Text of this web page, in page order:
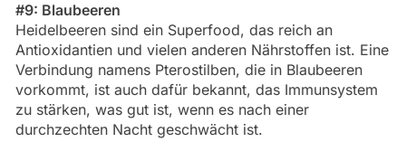
#9: Blaubeeren
Heidelbeeren sind ein Superfood, das reich an
Antioxidantien und vielen anderen Nährstoffen ist. Eine
Verbindung namens Pterostilben, die in Blaubeeren
vorkommt, ist auch dafür bekannt, das Immunsystem
zu stärken, was gut ist, wenn es nach einer
durchzechten Nacht geschwächt ist.